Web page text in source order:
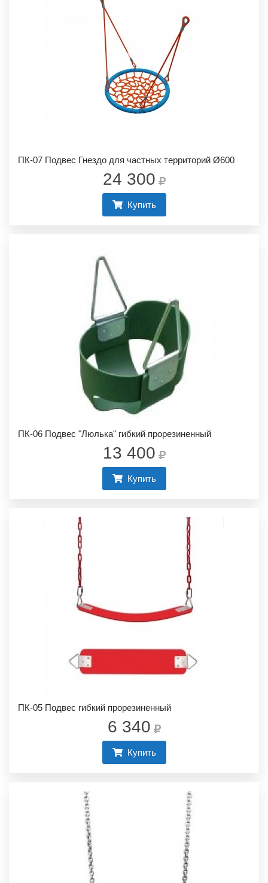
ПК-07 Подвес Гнездо для частных территорий Ø600
24 300
Купить
ПК-06 Подвес "Люлька" гибкий прорезиненный
13 400
Купить
ПК-05 Подвес гибкий прорезиненный
6 340
Купить